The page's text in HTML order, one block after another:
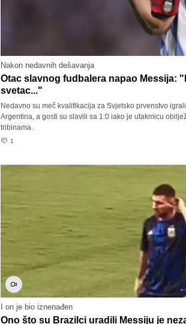
Nakon nedavnih dešavanja
Otac slavnog fudbalera napao Messija:
svetac..."
Nedavno su meč kvalifikacija za Svjetsko prvenstvo
Argentina, a gosti su slavili sa 1:0 iako je utakmicu
tribinama.
1
I on je bio iznenađen
Ono što su Brazilci uradili Messiju je